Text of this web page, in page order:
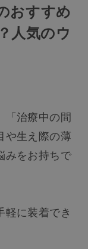
おすすめ
人気のウ
「治療中の間
や生え際の薄
みをお持ちで
に装着でき